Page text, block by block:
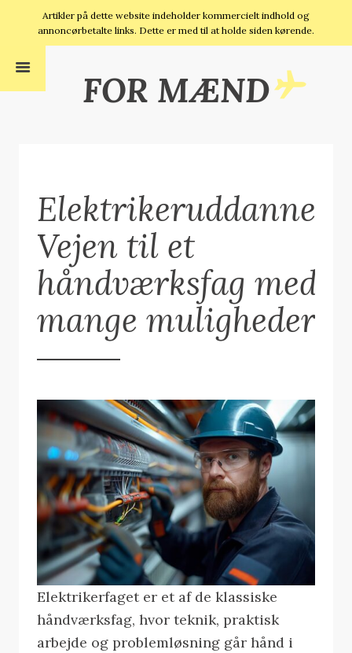
Artikler på dette website indeholder kommercielt indhold og
annoncørbetalte links. Dette er med til at holde siden kørende.
FOR MÆND
Vejen til et
håndværksfag med
mange muligheder
Elektrikerfaget er et af de klassiske
håndværksfag, hvor teknik, praktisk
arbejde og problemløsning går hånd i